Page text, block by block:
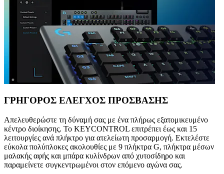
ΓΡΗΓΟΡΟΣ ΕΛΕΓΧΟΣ ΠΡΟΣΒΑΣΗΣ
Απελευθερώστε τη δύναμή σας με ένα πλήρως εξατομικευμένο
κέντρο διοίκησης. Το KEYCONTROL επιτρέπει έως και 15
λειτουργίες ανά πλήκτρο για ατελείωτη προσαρμογή. Εκτελέστε
εύκολα πολύπλοκες ακολουθίες με 9 πλήκτρα G, πλήκτρα μέσων
μαλακής αφής και μπάρα κυλίνδρων από χυτοσίδηρο και
παραμείνετε συγκεντρωμένοι στον επόμενο αγώνα σας.